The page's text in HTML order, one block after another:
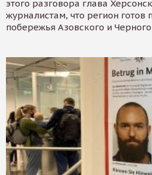
этого разговора глава
журналистам, что регион готов
побережья Азовского и